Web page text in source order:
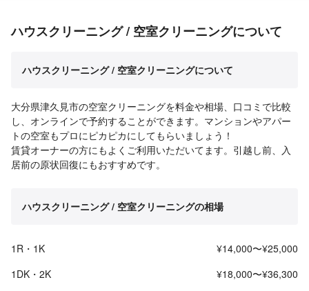
ハウスクリーニング / 空室クリーニングについて
ハウスクリーニング / 空室クリーニングについて
大分県津久見市の空室クリーニングを料金や相場、口コミで比較
し、オンラインで予約することができます。マンションやアパー
トの空室もプロにピカピカにしてもらいましょう！
賃貸オーナーの方にもよくご利用いただいてます。引越し前、入
居前の原状回復にもおすすめです。
ハウスクリーニング / 空室クリーニングの相場
1R・1K
¥14,000〜¥25,000
1DK・2K
¥18,000〜¥36,300